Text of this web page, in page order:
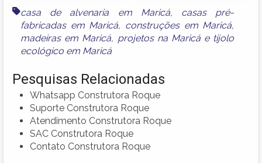
casa de alvenaria em Maricá, casas pré-
fabricadas em Maricá, construções em Maricá,
madeiras em Maricá, projetos na Maricá e tijolo
ecológico em Maricá
Pesquisas Relacionadas
Whatsapp Construtora Roque
Suporte Construtora Roque
Atendimento Construtora Roque
SAC Construtora Roque
Contato Construtora Roque